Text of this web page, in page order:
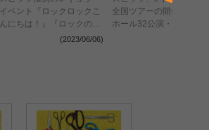
イベント『ロックロックこ
んにちは！』『ロックのほ
そ道』『豊洲サンセット
(2023/06/06)
全国ツアーの開催を発表
ホール32公演・アリーナ